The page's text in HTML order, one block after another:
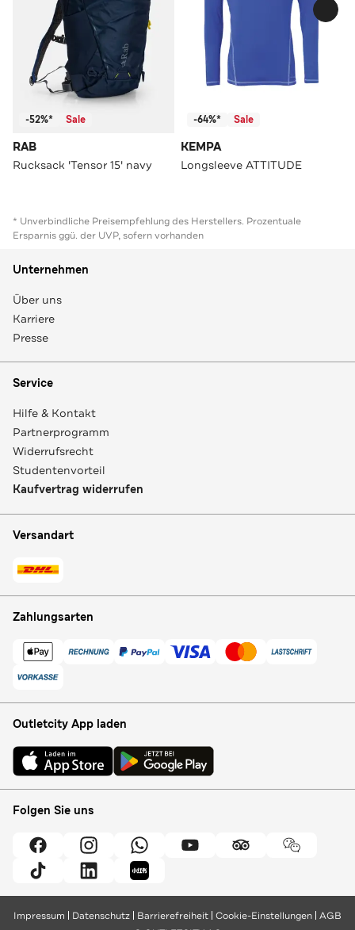
-52%* Sale
RAB
Rucksack 'Tensor 15' navy
-64%* Sale
KEMPA
Longsleeve ATTITUDE
* Unverbindliche Preisempfehlung des Herstellers. Prozentuale
Ersparnis ggü. der UVP, sofern vorhanden
Unternehmen
Über uns
Karriere
Presse
Service
Hilfe & Kontakt
Partnerprogramm
Widerrufsrecht
Studentenvorteil
Kaufvertrag widerrufen
Versandart
Zahlungsarten
Outletcity App laden
Folgen Sie uns
Impressum Datenschutz Barrierefreiheit Cookie-Einstellungen AGB